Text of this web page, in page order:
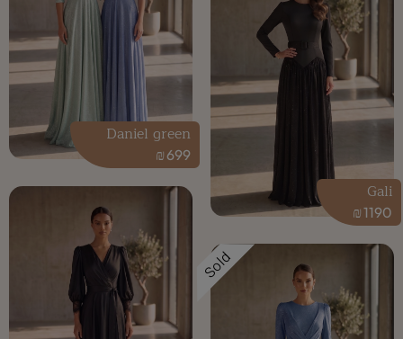
1190
₪
Gali
699
₪
Daniel green
Sold